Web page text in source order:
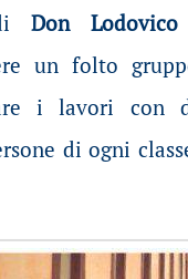
Don Lodovico
un folto
i lavori con
di ogni